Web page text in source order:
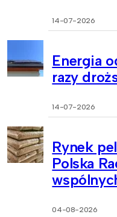
14-07-2026
Energia
razy
14-07-2026
Rynek
Polska
04-08-2026